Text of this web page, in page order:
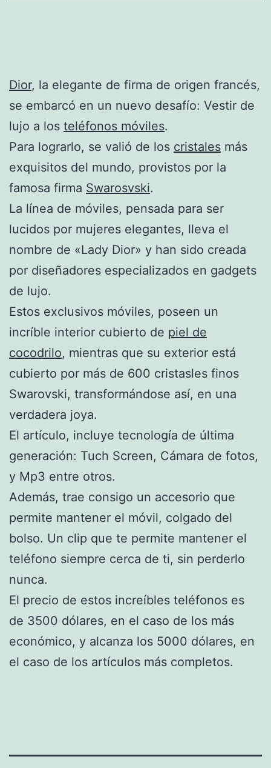
Dior, la elegante de firma de origen francés,
se embarcó en un nuevo desafío: Vestir de
lujo a los teléfonos móviles.
Para lograrlo, se valió de los cristales más
exquisitos del mundo, provistos por la
famosa firma Swarosvski.
La línea de móviles, pensada para ser
lucidos por mujeres elegantes, lleva el
nombre de «Lady Dior» y han sido creada
por diseñadores especializados en gadgets
de lujo.
Estos exclusivos móviles, poseen un
incríble interior cubierto de piel de
cocodrilo, mientras que su exterior está
cubierto por más de 600 cristasles finos
Swarovski, transformándose así, en una
verdadera joya.
El artículo, incluye tecnología de última
generación: Tuch Screen, Cámara de fotos,
y Mp3 entre otros.
Además, trae consigo un accesorio que
permite mantener el móvil, colgado del
bolso. Un clip que te permite mantener el
teléfono siempre cerca de ti, sin perderlo
nunca.
El precio de estos increíbles teléfonos es
de 3500 dólares, en el caso de los más
económico, y alcanza los 5000 dólares, en
el caso de los artículos más completos.